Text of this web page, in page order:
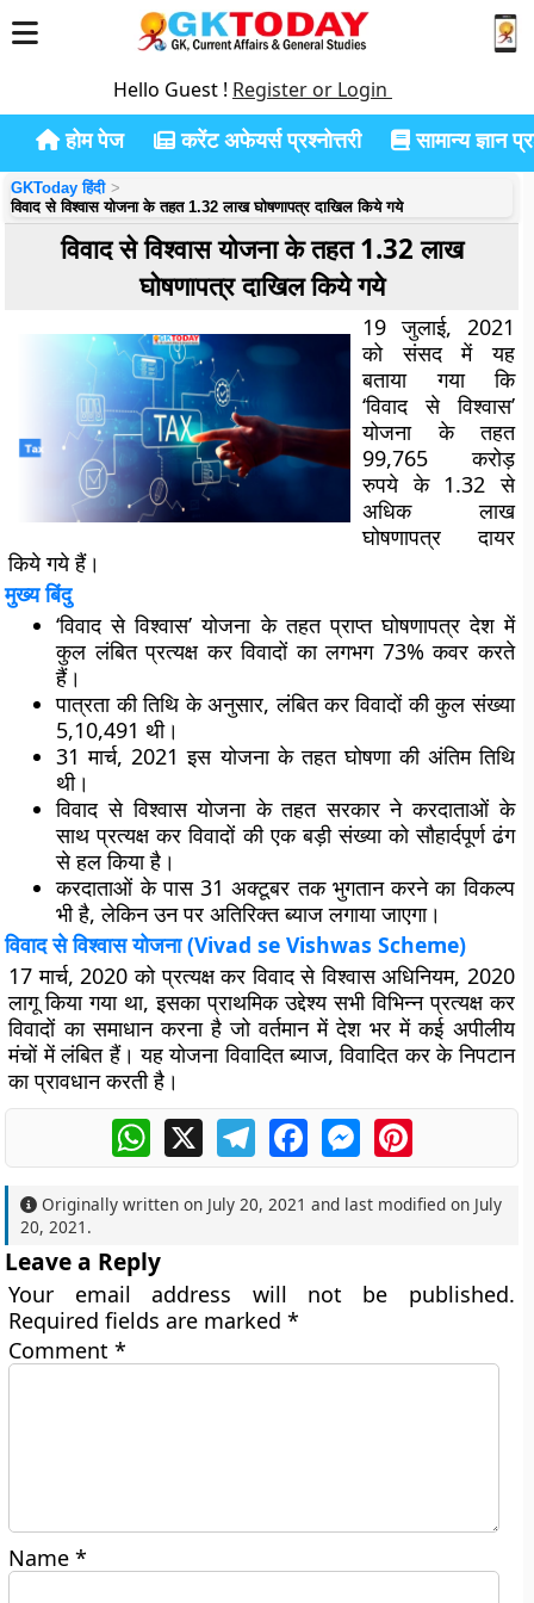
Hello Guest ! Register or Login
होम पेज करेंट अफेयर्स प्रश्नोत्तरी सामान्य ज्ञान
GKToday हिंदी
विवाद से विश्वास योजना के तहत 1.32 लाख घोषणापत्र दाखिल किये गये
विवाद से विश्वास योजना के तहत 1.32 लाख
घोषणापत्र दाखिल किये गये
19 जुलाई, 2021
को संसद में यह
बताया गया कि
‘विवाद से विश्वास’
योजना के तहत
99,765 करोड़
रुपये के 1.32 से
अधिक लाख
घोषणापत्र दायर
किये गये हैं।
मुख्य बिंदु
‘विवाद से विश्वास’ योजना के तहत प्राप्त घोषणापत्र देश में
कुल लंबित प्रत्यक्ष कर विवादों का लगभग 73% कवर करते
हैं।
पात्रता की तिथि के अनुसार, लंबित कर विवादों की कुल संख्या
5,10,491 थी।
31 मार्च, 2021 इस योजना के तहत घोषणा की अंतिम तिथि
थी।
विवाद से विश्वास योजना के तहत सरकार ने करदाताओं के
साथ प्रत्यक्ष कर विवादों की एक बड़ी संख्या को सौहार्दपूर्ण ढंग
से हल किया है।
करदाताओं के पास 31 अक्टूबर तक भुगतान करने का विकल्प
भी है, लेकिन उन पर अतिरिक्त ब्याज लगाया जाएगा।
विवाद से विश्वास योजना (Vivad se Vishwas Scheme)
17 मार्च, 2020 को प्रत्यक्ष कर विवाद से विश्वास अधिनियम, 2020
लागू किया गया था, इसका प्राथमिक उद्देश्य सभी विभिन्न प्रत्यक्ष कर
विवादों का समाधान करना है जो वर्तमान में देश भर में कई अपीलीय
मंचों में लंबित हैं। यह योजना विवादित ब्याज, विवादित कर के निपटान
का प्रावधान करती है।
WhatsApp
X TelegramFacebookMessengerPinterest
Originally written on July 20, 2021 and last modified on July
20, 2021 .
Leave a Reply
Your email address will not be published.
Required fields are marked*
Comment*
Name*